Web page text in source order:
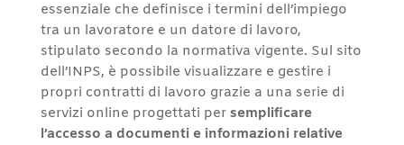
essenziale che definisce i termini dell’impiego
tra un lavoratore e un datore di lavoro,
stipulato secondo la normativa vigente. Sul sito
dell’INPS, è possibile visualizzare e gestire i
propri contratti di lavoro grazie a una serie di
servizi online progettati per semplificare
l’accesso a documenti e informazioni relative